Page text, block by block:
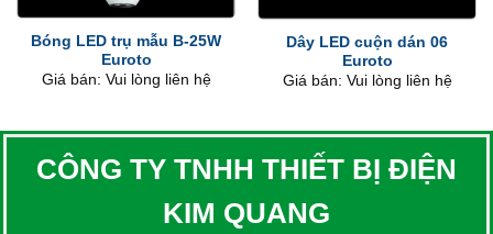
Bóng LED trụ mẫu B-25W
Euroto
Giá bán: Vui lòng liên hệ
Dây LED cuộn dán 06
Euroto
Giá bán: Vui lòng liên hệ
CÔNG TY TNHH THIẾT BỊ ĐIỆN
KIM QUANG